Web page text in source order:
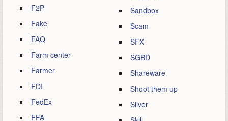
F2P
Fake
FAQ
Farm center
Farmer
FDI
FedEx
FFA
Sandbox
Scam
SFX
SGBD
Shareware
Shoot them up
Silver